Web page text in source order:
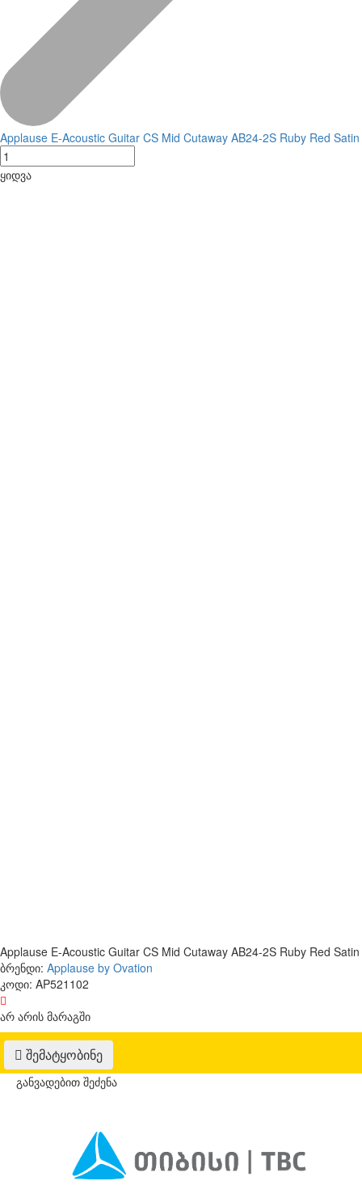
Applause E-Acoustic Guitar CS Mid Cutaway AB24-2S Ruby Red Satin
ყიდვა
Applause E-Acoustic Guitar CS Mid Cutaway AB24-2S Ruby Red Satin
ბრენდი: Applause by Ovation
კოდი: AP521102
არ არის მარაგში
შემატყობინე
განვადებით შეძენა